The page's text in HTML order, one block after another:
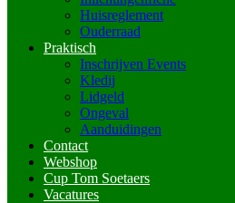
Huisreglement
Ouderraad
Praktisch
Inschrijven Events
Kledij
Lidgeld
Ongeval
Aanduidingen
Contact
Webshop
Cup Tom Soetaers
Vacatures